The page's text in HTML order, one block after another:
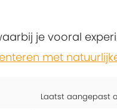
je vooral
met
Laatst aangepast